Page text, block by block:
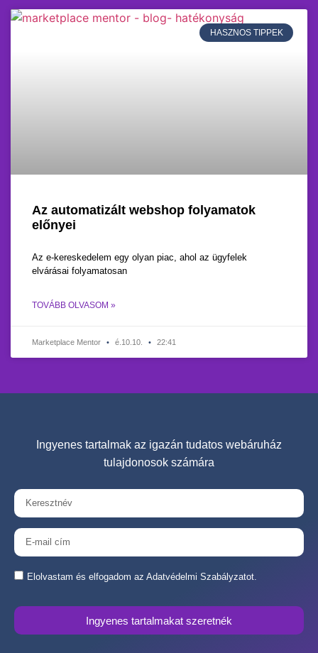
HASZNOS TIPPEK
Az automatizált webshop folyamatok
előnyei
Az e-kereskedelem egy olyan piac, ahol az ügyfelek
elvárásai folyamatosan
TOVÁBB OLVASOM »
Marketplace Mentor é.10.10. 22:41
Ingyenes tartalmak az igazán tudatos webáruház
tulajdonosok számára
Elolvastam és elfogadom az Adatvédelmi Szabályzatot.
Ingyenes tartalmakat szeretnék